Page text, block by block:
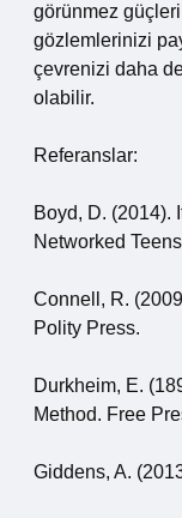
görünmez
gözlemlerinizi
çevrenizi daha
olabilir.
Referanslar:
Boyd, D. (2014).
Networked
Connell, R.
Polity Press.
Durkheim, E.
Method. Free
Giddens, A.